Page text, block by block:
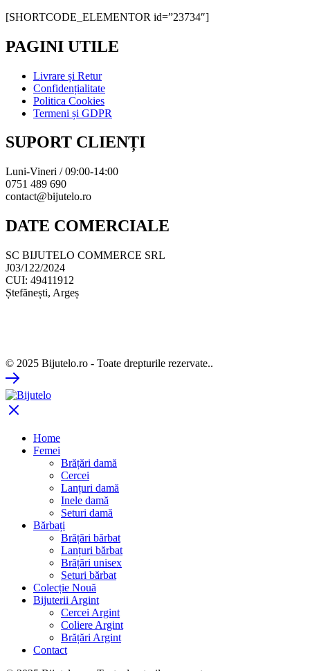
[SHORTCODE_ELEMENTOR id=”23734″]
PAGINI UTILE
Livrare și Retur
Confidențialitate
Politica Cookies
Termeni și GDPR
SUPORT CLIENȚI
Luni-Vineri / 09:00-14:00
0751 489 690
contact@bijutelo.ro
DATE COMERCIALE
SC BIJUTELO COMMERCE SRL
J03/122/2024
CUI: 49411912
Ștefănești, Argeș
© 2025 Bijutelo.ro - Toate drepturile rezervate..
Home
Femei
Brățări damă
Cercei
Lanțuri damă
Inele damă
Seturi damă
Bărbați
Brățări bărbat
Lanțuri bărbat
Brățări unisex
Seturi bărbat
Colecție Nouă
Bijuterii Argint
Cercei Argint
Coliere Argint
Brățări Argint
Contact